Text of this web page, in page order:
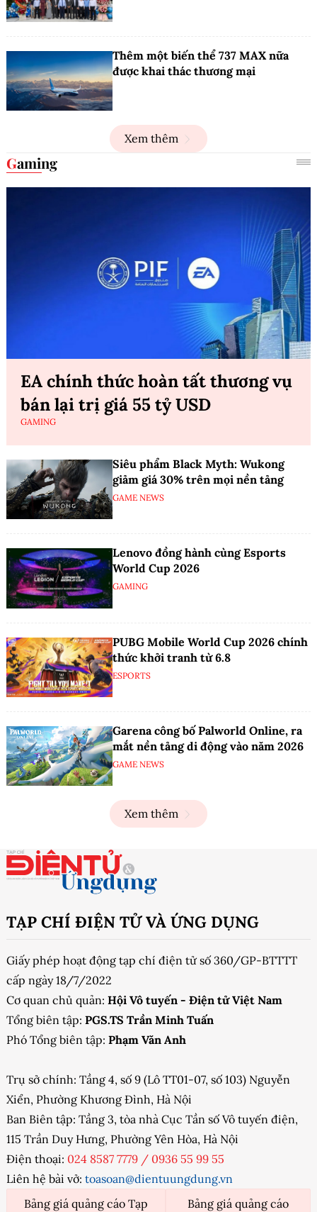
Thêm một biến thể 737 MAX nữa
được khai thác thương mại
Xem thêm
Gaming
EA chính thức hoàn tất thương vụ
bán lại trị giá 55 tỷ USD
GAMING
Siêu phẩm Black Myth: Wukong
giảm giá 30% trên mọi nền tảng
GAME NEWS
Lenovo đồng hành cùng Esports
World Cup 2026
GAMING
PUBG Mobile World Cup 2026 chính
thức khởi tranh từ 6.8
ESPORTS
Garena công bố Palworld Online, ra
mắt nền tảng di động vào năm 2026
GAME NEWS
Xem thêm
TẠP CHÍ ĐIỆN TỬ VÀ ỨNG DỤNG
Giấy phép hoạt động tạp chí điện tử số 360/GP-BTTTT
cấp ngày 18/7/2022
Cơ quan chủ quản: Hội Vô tuyến - Điện tử Việt Nam
Tổng biên tập: PGS.TS Trần Minh Tuấn
Phó Tổng biên tập: Phạm Văn Anh
Trụ sở chính: Tầng 4, số 9 (Lô TT01-07, số 103) Nguyễn
Xiển, Phường Khương Đình, Hà Nội
Ban Biên tập: Tầng 3, tòa nhà Cục Tần số Vô tuyến điện,
115 Trần Duy Hưng, Phường Yên Hòa, Hà Nội
Điện thoại: 024 8587 7779 / 0936 55 99 55
Liên hệ bài vở: toasoan@dientuungdung.vn
Bảng giá quảng cáo Tạp
Bảng giá quảng cáo